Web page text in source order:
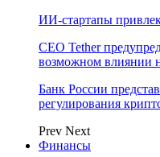
ИИ-стартапы
CEO Tether
возможном влиянии
Банк России
регулирования
Prev Next
Финансы